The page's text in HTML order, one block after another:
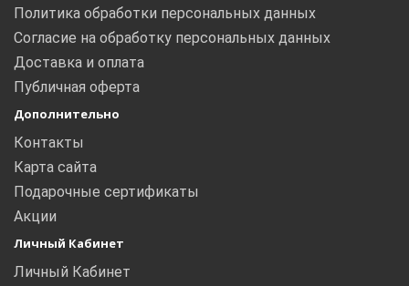
Политика обработки персональных данных
Согласие на обработку персональных данных
Доставка и оплата
Публичная оферта
Дополнительно
Контакты
Карта сайта
Подарочные сертификаты
Акции
Личный Кабинет
Личный Кабинет